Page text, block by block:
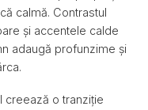
calmă. Contrastul
și accentele calde
adaugă profunzime și
creează o tranziție